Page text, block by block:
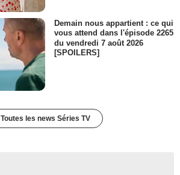
Demain nous appartient : ce qui
vous attend dans l'épisode 2265
du vendredi 7 août 2026
[SPOILERS]
Toutes les news Séries TV